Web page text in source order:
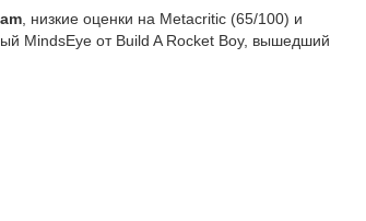
, низкие оценки на Metacritic (65/100) и
MindsEye от Build A Rocket Boy, вышедший